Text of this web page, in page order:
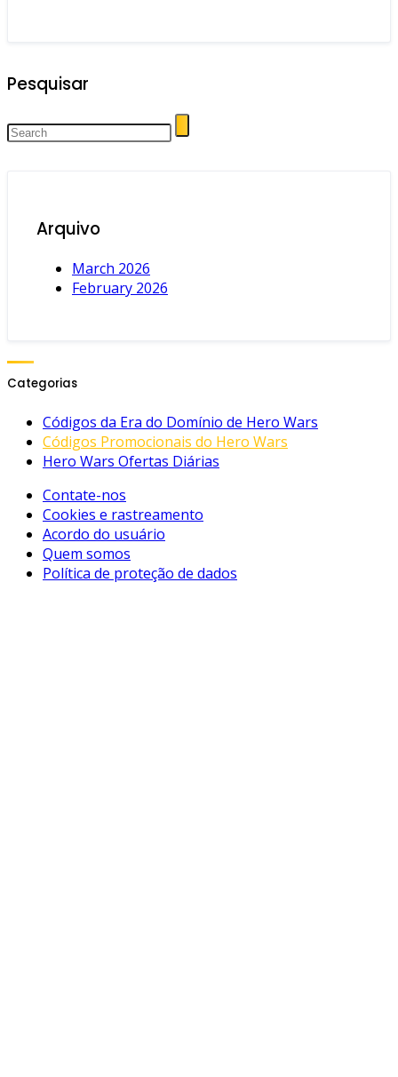
Pesquisar
Arquivo
March 2026
February 2026
Categorias
Códigos da Era do Domínio de Hero Wars
Códigos Promocionais do Hero Wars
Hero Wars Ofertas Diárias
Contate-nos
Cookies e rastreamento
Acordo do usuário
Quem somos
Política de proteção de dados